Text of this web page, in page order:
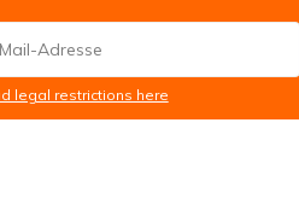
legal restrictions here